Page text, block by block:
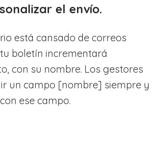
el envío.
está cansado de correos
boletín incrementará
con su nombre. Los gestores
un campo [nombre] siempre y
ese campo.